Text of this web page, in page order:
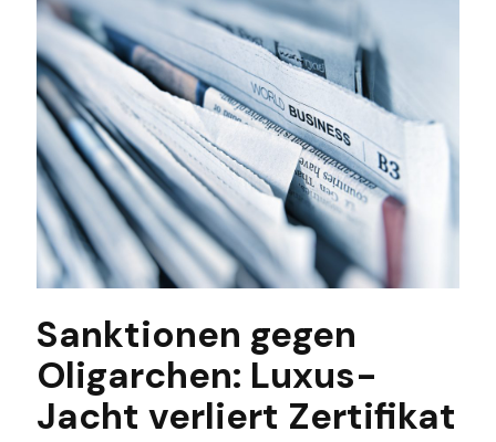
Sanktionen gegen
Oligarchen: Luxus-
Jacht verliert Zertifikat